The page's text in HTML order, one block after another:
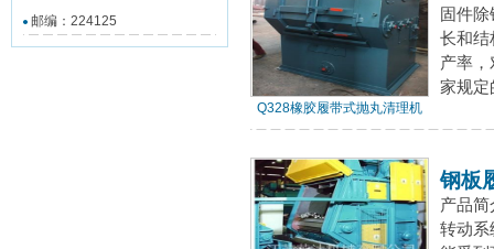
邮编：224125
Q328橡胶履带式抛丸清理机
固件
长和结
产率
家规
钢板
产品
转动系